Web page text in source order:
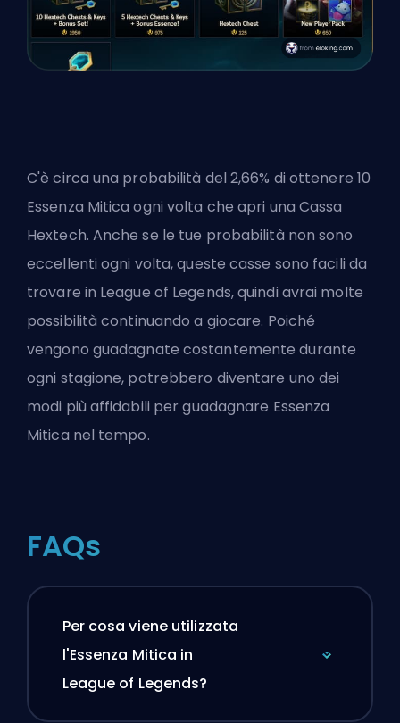
C'è circa una probabilità del 2,66% di ottenere 10
Essenza Mitica ogni volta che apri una Cassa
Hextech. Anche se le tue probabilità non sono
eccellenti ogni volta, queste casse sono facili da
trovare in League of Legends, quindi avrai molte
possibilità continuando a giocare. Poiché
vengono guadagnate costantemente durante
ogni stagione, potrebbero diventare uno dei
modi più affidabili per guadagnare Essenza
Mitica nel tempo.
FAQs
Per cosa viene utilizzata
l'Essenza Mitica in
League of Legends?